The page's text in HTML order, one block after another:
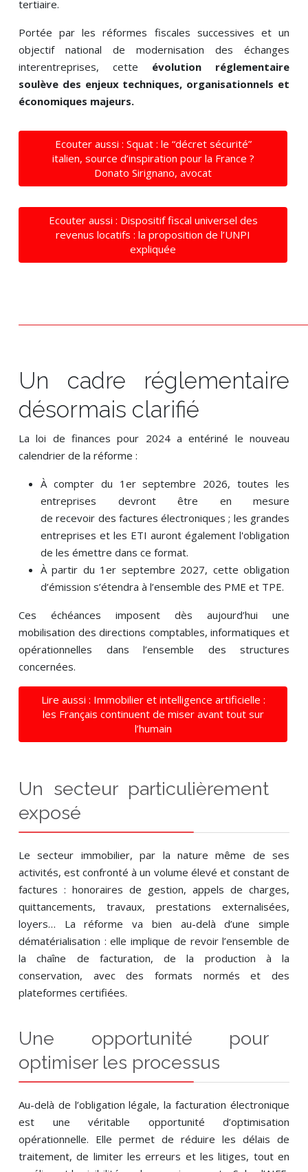
tertiaire.
Portée par les réformes fiscales successives et un
objectif national de modernisation des échanges
interentreprises, cette évolution réglementaire
soulève des enjeux techniques, organisationnels et
économiques majeurs.
Ecouter aussi : Squat : le “décret sécurité”
italien, source d’inspiration pour la France ?
Donato Sirignano, avocat
Ecouter aussi : Dispositif fiscal universel des
revenus locatifs : la proposition de l’UNPI
expliquée
Un cadre réglementaire
désormais clarifié
La loi de finances pour 2024 a entériné le nouveau
calendrier de la réforme :
À compter du 1er septembre 2026, toutes les
entreprises devront être en mesure
de recevoir des factures électroniques ; les grandes
entreprises et les ETI auront également l'obligation
de les émettre dans ce format.
À partir du 1er septembre 2027, cette obligation
d’émission s’étendra à l’ensemble des PME et TPE.
Ces échéances imposent dès aujourd’hui une
mobilisation des directions comptables, informatiques et
opérationnelles dans l’ensemble des structures
concernées.
Lire aussi : Immobilier et intelligence artificielle :
les Français continuent de miser avant tout sur
l’humain
Un secteur particulièrement
exposé
Le secteur immobilier, par la nature même de ses
activités, est confronté à un volume élevé et constant de
factures : honoraires de gestion, appels de charges,
quittancements, travaux, prestations externalisées,
loyers… La réforme va bien au-delà d’une simple
dématérialisation : elle implique de revoir l’ensemble de
la chaîne de facturation, de la production à la
conservation, avec des formats normés et des
plateformes certifiées.
Une opportunité pour
optimiser les processus
Au-delà de l’obligation légale, la facturation électronique
est une véritable opportunité d’optimisation
opérationnelle. Elle permet de réduire les délais de
traitement, de limiter les erreurs et les litiges, tout en